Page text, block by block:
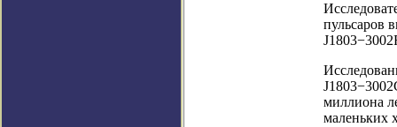
пульсаров
миллиона
маленьких